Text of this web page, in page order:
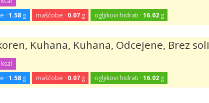
·1.58 g maščobe · 0.07g ogljikovi hidrati · 16.02g
Kuhana, Kuhana, Odcejene, Brez soli
kcal
·1.58 g maščobe · 0.07g ogljikovi hidrati · 16.02g